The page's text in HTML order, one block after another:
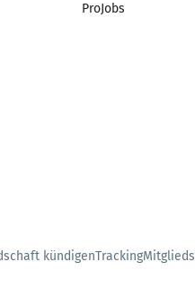
ProJobs
kündigenTracking